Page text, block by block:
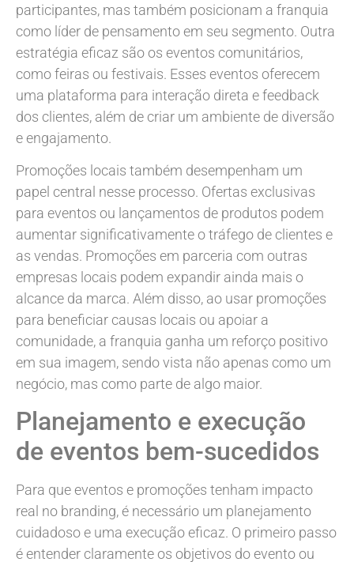
participantes, mas também posicionam a franquia
como líder de pensamento em seu segmento. Outra
estratégia eficaz são os eventos comunitários,
como feiras ou festivais. Esses eventos oferecem
uma plataforma para interação direta e feedback
dos clientes, além de criar um ambiente de diversão
e engajamento.
Promoções locais também desempenham um
papel central nesse processo. Ofertas exclusivas
para eventos ou lançamentos de produtos podem
aumentar significativamente o tráfego de clientes e
as vendas. Promoções em parceria com outras
empresas locais podem expandir ainda mais o
alcance da marca. Além disso, ao usar promoções
para beneficiar causas locais ou apoiar a
comunidade, a franquia ganha um reforço positivo
em sua imagem, sendo vista não apenas como um
negócio, mas como parte de algo maior.
Planejamento e execução
de eventos bem-sucedidos
Para que eventos e promoções tenham impacto
real no branding, é necessário um planejamento
cuidadoso e uma execução eficaz. O primeiro passo
é entender claramente os objetivos do evento ou